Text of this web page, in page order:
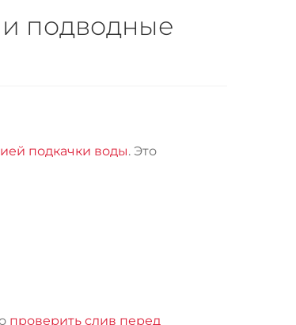
подводные
подкачки воды. Это
проверить слив перед